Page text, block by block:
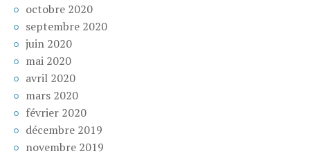
octobre 2020
septembre 2020
juin 2020
mai 2020
avril 2020
mars 2020
février 2020
décembre 2019
novembre 2019